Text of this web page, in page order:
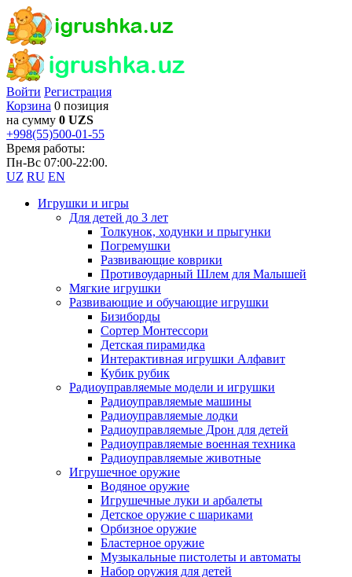
Войти Регистрация
Корзина 0 позиция
на сумму 0 UZS
+998(55)500-01-55
Время работы:
Пн-Вс 07:00-22:00.
UZ RU EN
Игрушки и игры
Для детей до 3 лет
Толкунок, ходунки и прыгунки
Погремушки
Развивающие коврики
Противоударный Шлем для Малышей
Мягкие игрушки
Развивающие и обучающие игрушки
Бизиборды
Сортер Монтессори
Детская пирамидка
Интерактивная игрушки Алфавит
Кубик рубик
Радиоуправляемые модели и игрушки
Радиоуправляемые машины
Радиоуправляемые лодки
Радиоуправляемые Дрон для детей
Радиоуправляемые военная техника
Радиоуправляемые животные
Игрушечное оружие
Водяное оружие
Игрушечные луки и арбалеты
Детское оружие с шариками
Орбизное оружие
Бластерное оружие
Музыкальные пистолеты и автоматы
Набор оружия для детей